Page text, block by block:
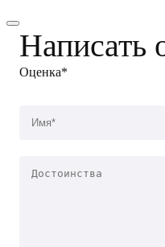
Написать
Оценка*